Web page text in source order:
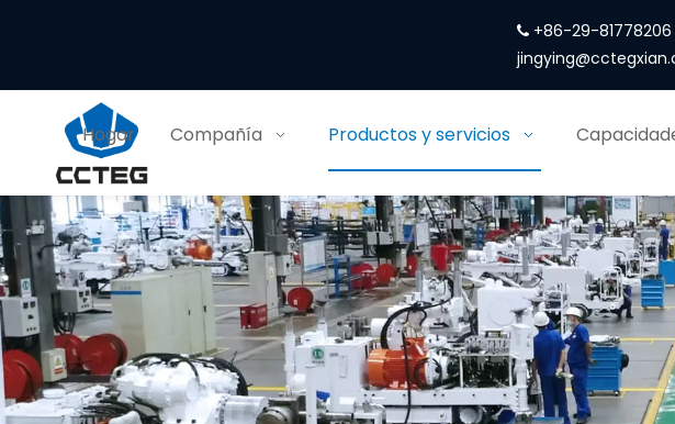
 +86-29-
Hogar Compañía Productos y servicios